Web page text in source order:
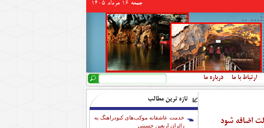
جمعه 16 مرداد 1405
ارتباط با ما درباره ما فرم جستجو
جستجو
تازه ترین مطالب
خدمت عاشقانه موکب‌های کبودراهنگ به
زائران اربعین حسینی
اضافه شود